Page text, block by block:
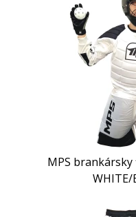
MPS
WHITE/